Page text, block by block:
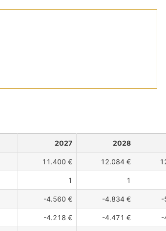
2027 2028
11.400 € 12.084 €
1 1
-4.560 € -4.834 € -
-4.218 € -4.471 € -